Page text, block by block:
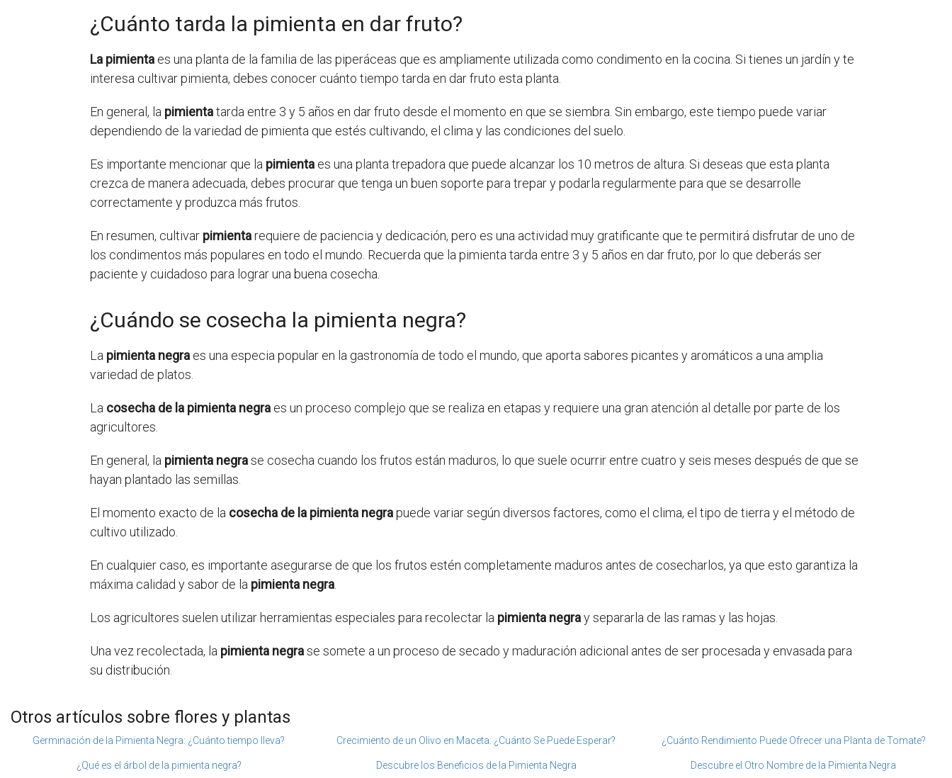
¿Cuánto tarda la pimienta en dar fruto?
La pimienta es una planta de la familia de las piperáceas que es ampliamente utilizada como condimento en la cocina. Si tienes un jardín y te
interesa cultivar pimienta, debes conocer cuánto tiempo tarda en dar fruto esta planta.
En general, la pimientatarda entre 3 y 5 años en dar fruto desde el momento en que se siembra. Sin embargo, este tiempo puede variar
dependiendo de la variedad de pimienta que estés cultivando, el clima y las condiciones del suelo.
Es importante mencionar que la pimienta es una planta trepadora que puede alcanzar los 10 metros de altura. Si deseas que esta planta
crezca de manera adecuada, debes procurar que tenga un buen soporte para trepar y podarla regularmente para que se desarrolle
correctamente y produzca más frutos.
En resumen, cultivar pimientarequiere de paciencia y dedicación, pero es una actividad muy gratificante que te permitirá disfrutar de uno de
los condimentos más populares en todo el mundo. Recuerda que la pimienta tarda entre 3 y 5 años en dar fruto, por lo que deberás ser
paciente y cuidadoso para lograr una buena cosecha.
¿Cuándo se cosecha la pimienta negra?
La pimienta negra es una especia popular en la gastronomía de todo el mundo, que aporta sabores picantes y aromáticos a una amplia
variedad de platos.
La cosecha de la pimienta negra es un proceso complejo que se realiza en etapas y requiere una gran atención al detalle por parte de los
agricultores.
En general, la pimienta negrase cosecha cuando los frutos están maduros, lo que suele ocurrir entre cuatro y seis meses después de que se
hayan plantado las semillas.
El momento exacto de la cosecha de la pimienta negrapuede variar según diversos factores, como el clima, el tipo de tierra y el método de
cultivo utilizado.
En cualquier caso, es importante asegurarse de que los frutos estén completamente maduros antes de cosecharlos, ya que esto garantiza la
máxima calidad y sabor de la pimienta negra
Los agricultores suelen utilizar herramientas especiales para recolectar la pimienta negray separarla de las ramas y las hojas.
Una vez recolectada, la pimienta negrase somete a un proceso de secado y maduración adicional antes de ser procesada y envasada para
su distribución.
Otros artículos sobre flores y plantas
Germinación de la Pimienta Negra: ¿Cuánto tiempo lleva? Crecimiento de un Olivo en Maceta: ¿Cuánto Se Puede Esperar? ¿Cuánto Rendimiento Puede Ofrecer una Planta de Tomate?
¿Qué es el árbol de la pimienta negra? Descubre los Beneficios de la Pimienta Negra Descubre el Otro Nombre de la Pimienta Negra